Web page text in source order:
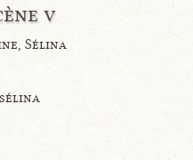
v
Sélina
sélina